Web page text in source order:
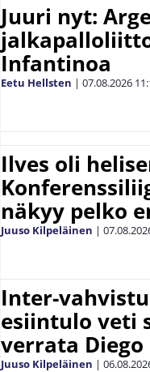
Juuri nyt:
Infantinoa
Eetu Hellsten | 07.08.2026
Ilves oli
näkyy pelko
Juuso Kilpeläinen |
Inter-
esiintulo veti
verrata
Juuso Kilpeläinen |